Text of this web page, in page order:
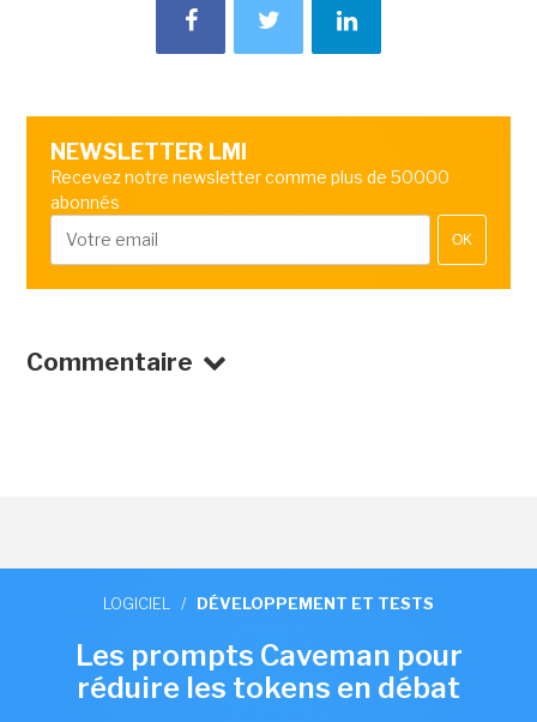
NEWSLETTER LMI
Recevez notre newsletter comme plus de 50000
abonnés
OK
Commentaire
LOGICIEL / DÉVELOPPEMENT ET TESTS
Les prompts Caveman pour
réduire les tokens en débat